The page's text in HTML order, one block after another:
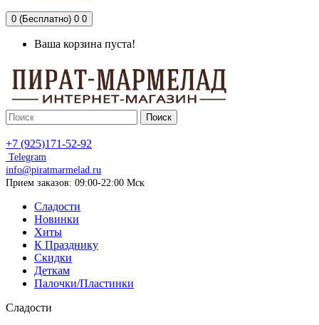
0 (Бесплатно) 0 0
Ваша корзина пуста!
Поиск
+7 (925)171-52-92
Telegram
info@piratmarmelad.ru
Прием заказов: 09:00-22:00 Мск
Сладости
Новинки
Хиты
К Празднику
Скидки
Деткам
Палочки/Пластинки
Сладости